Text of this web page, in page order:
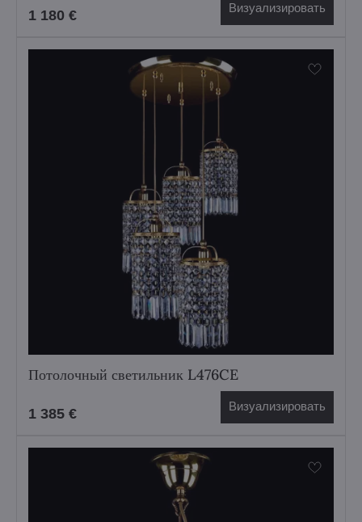
1 180 € Визуализировать
Потолочный светильник L476CE
1 385 € Визуализировать